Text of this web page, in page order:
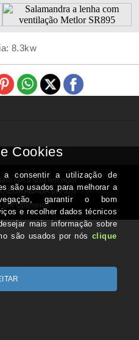
8.3kw
IVA à taxa em vigor
2026
por Optimeios